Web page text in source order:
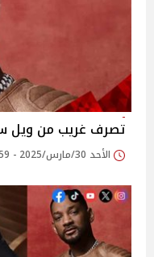
تصرف غريب من ويل
الأحد 30/مارس/2025 - 07:59 م